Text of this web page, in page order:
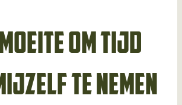
om tijd
te nemen